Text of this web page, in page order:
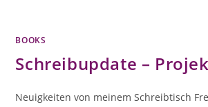
BOOKS
Schreibupdate –
Neuigkeiten von meinem Schreibtisch